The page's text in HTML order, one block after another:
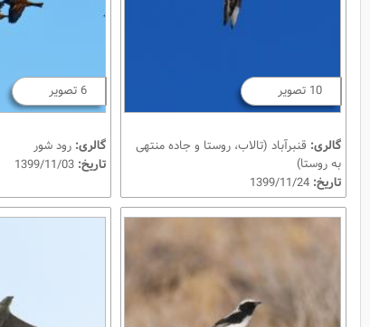
10 تصویر
گالری: قنبرآباد (تالاب، روستا و جاده منتهی
به روستا)
تاریخ:
6 تصویر
گالری: رود شور
تاریخ: 1399/11/03